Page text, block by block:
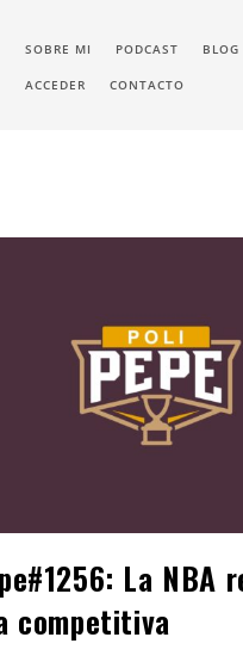
SOBRE MI PODCAST BLOG
ACCEDER CONTACTO
La NBA
competitiva